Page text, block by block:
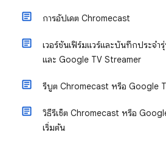
การอัปเดต Chromecast
เวอร์ชันเฟิร์มแวร์และบันทึกประจำ
และ Google TV Streamer
รีบูต Chromecast หรือ Google
วิธีรีเซ็ต Chromecast หรือ
เริ่มต้น